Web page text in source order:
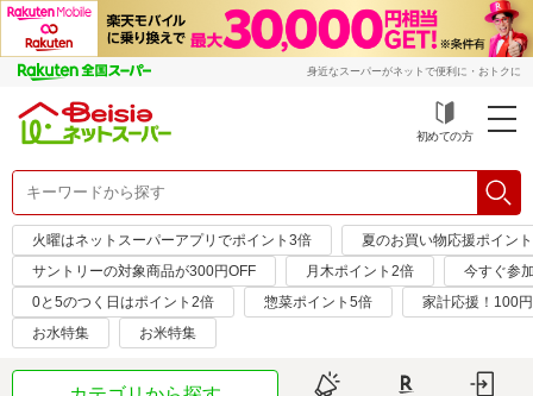
身近なスーパーがネットで便利に・おトクに
初めての方
火曜はネットスーパーアプリでポイント3倍
夏のお買い物応援ポイン
サントリーの対象商品が300円OFF
月木ポイント2倍
今すぐ参
0と5のつく日はポイント2倍
惣菜ポイント5倍
家計応援！100
お水特集
お米特集